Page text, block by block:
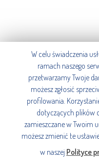
W celu świadczenia
ramach naszego
przetwarzamy Twoje
możesz zgłosić
profilowania.
dotyczących plików
zamieszczane w Twoim
możesz zmienić te
w naszej Polityce